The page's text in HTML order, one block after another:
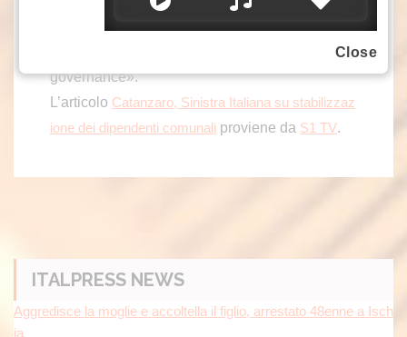
governance».
L’articolo Catanzaro, Sinistra Italiana su stabilizzaz
ione dei dipendenti comunali proviene da S1 TV.
ITALPRESS NEWS
Aggredisce la moglie e accoltella il figlio, arrestato 48enne a Isch
ia
Close